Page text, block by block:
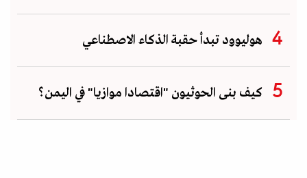
هوليوود تبدأ حقبة الذكاء الاصطناعي
كيف بنى الحوثيون "اقتصادا موازيا" في اليمن؟